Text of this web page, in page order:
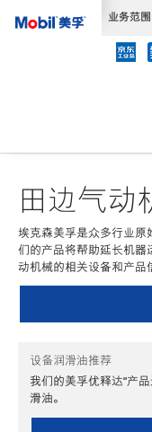
业务范围
田边气动
埃克森美孚是众多行业原
们的产品将帮助延长机器
动机械的相关设备和产品
设备润滑油推荐
我们的美孚优释达℠产
滑油。